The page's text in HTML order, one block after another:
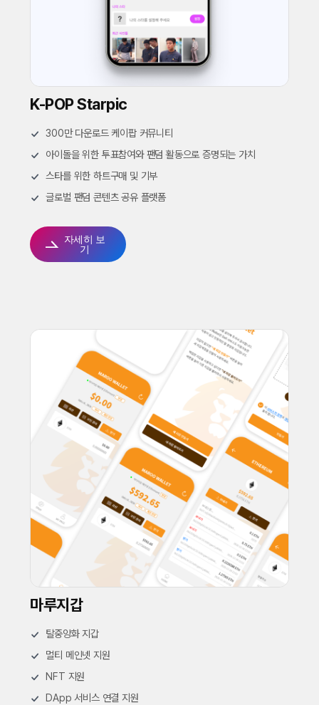
K-POP Starpic
300만 다운로드 케이팝 커뮤니티
아이돌을 위한 투표참여와 팬덤 활동으로 증명되는 가치
스타를 위한 하트구매 및 기부
글로벌 팬덤 콘텐츠 공유 플랫폼
자세히 보
기
마루지갑
탈중앙화 지갑
멀티 메인넷 지원
NFT 지원
DApp 서비스 연결 지원